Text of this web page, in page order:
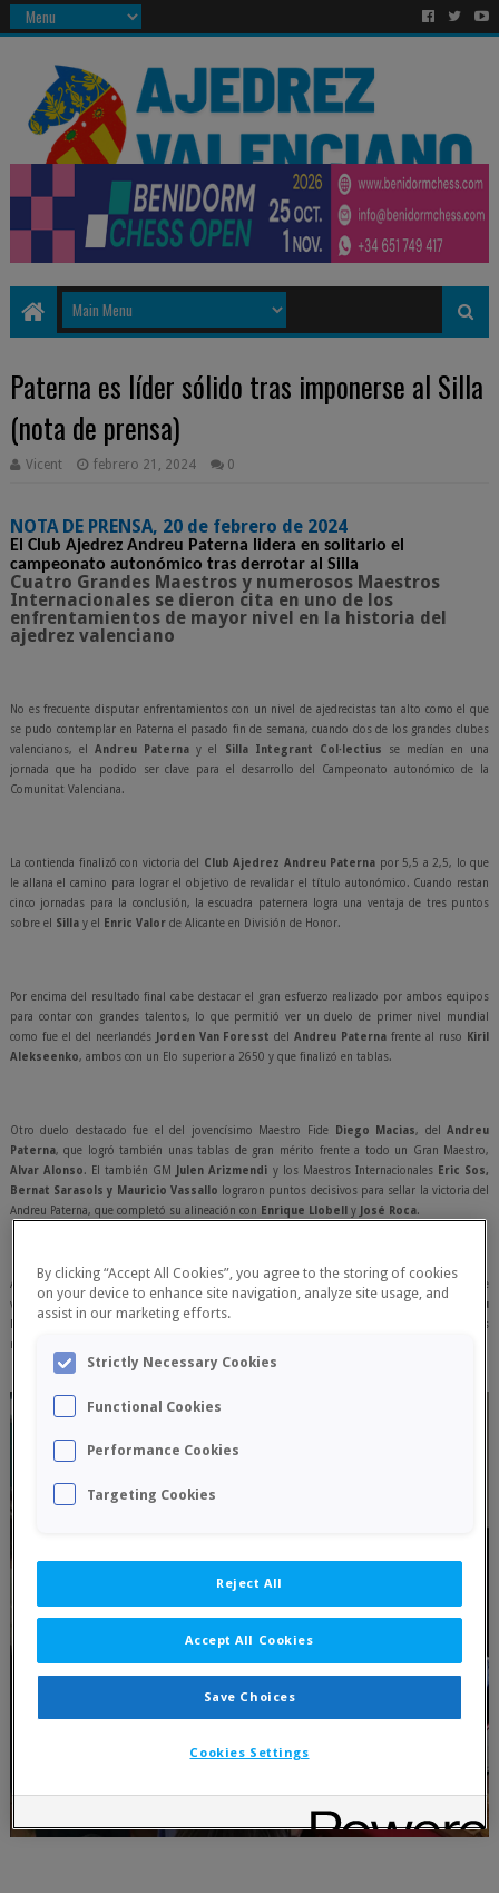
Paterna es líder sólido tras imponerse al Silla
(nota de prensa)
Vicent febrero 21, 2024 0
NOTA DE PRENSA, 20 de febrero de 2024
El Club Ajedrez Andreu Paterna lidera en solitario el
campeonato autonómico tras derrotar al Silla
Cuatro Grandes Maestros y numerosos Maestros
Internacionales se dieron cita en uno de los
enfrentamientos de mayor nivel en la historia del
ajedrez valenciano
No es frecuente disputar enfrentamientos con un nivel de ajedrecistas tan alto como el que
se pudo contemplar en Paterna el pasado fin de semana, cuando dos de los grandes clubes
valencianos, elAndreu Paterna y el Silla Integrant Col·lectius se medían en una
jornada que ha podido ser clave para el desarrollo del Campeonato autonómico de la
Comunitat Valenciana.
La contienda finalizó con victoria del Club Ajedrez Andreu Paterna por 5,5 a 2,5, lo que
le allana el camino para lograr el objetivo de revalidar el título autonómico. Cuando restan
cinco jornadas para la conclusión, la escuadra paternera logra una ventaja de tres puntos
sobre el Sillay el Enric Valorde Alicante en División de Honor.
Por encima del resultado final cabe destacar el gran esfuerzo realizado por ambos equipos
para contar con grandes talentos, lo que permitió ver un duelo de primer nivel mundial
como fue el del neerlandés
Jorden Van Foresst delAndreu Paterna frente al ruso
Kiril
Alekseenko, ambos con un Elo superior a 2650 y que finalizó en tablas.
Otro duelo destacado fue el del jovencísimo Maestro Fide Diego Macias, delAndreu
Paterna, que logró también unas tablas de gran mérito frente a todo un Gran Maestro,
Alvar Alonso. El también GM Julen Arizmendi y los Maestros Internacionales Eric Sos,
Bernat Sarasols y Mauricio Vassallo lograron puntos decisivos para sellar la victoria del
Andreu Paterna, que completó su alineación con Enrique Llobell y José Roca.
Además del enfrentamiento de la máxima categoría entre Paterna y Silla, el pasado sábado se
vivió una gran fiesta del ajedrez, al coincidir en la sala los cinco equipos del
Andreu
en las distintas categorías del campeonato Interclubes, que con sus respectivos
rivales sumaron un total de 72 ajedrecistas en 36 duelos.
By clicking “Accept All Cookies”, you agree to the storing of cookies
on your device to enhance site navigation, analyze site usage, and
assist in our marketing efforts.
Strictly Necessary Cookies
Functional Cookies
Performance Cookies
Targeting Cookies
Reject All
Accept All Cookies
Save Choices
Cookies Settings